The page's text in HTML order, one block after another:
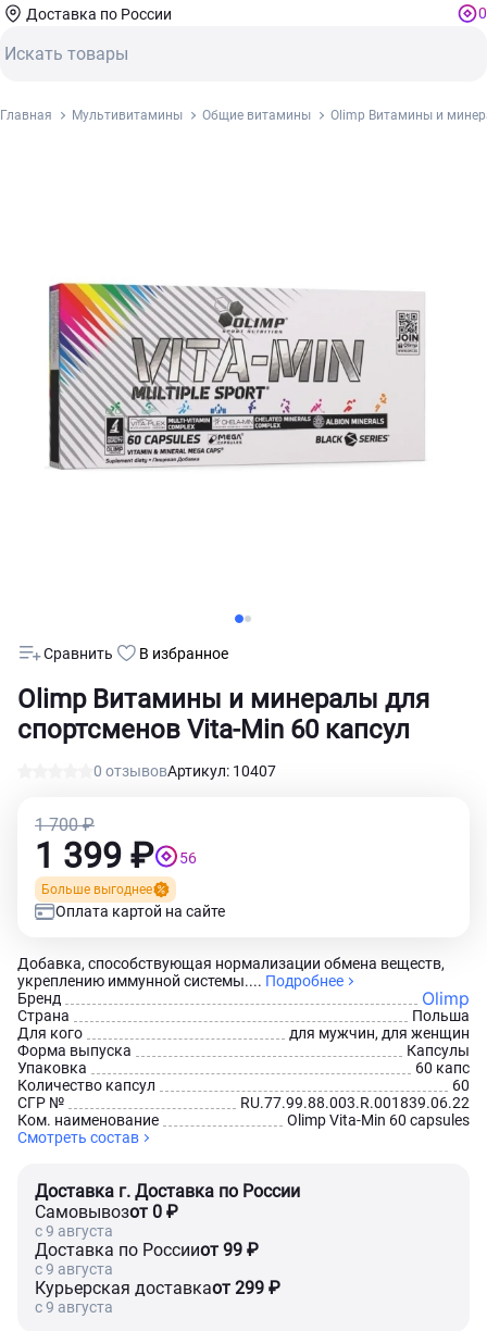
Доставка по России 0
Главная Мультивитамины Общие витамины Olimp Витамины и
Olimp Витамины и минералы для
спортсменов Vita-Min 60 капсул
0 отзывовАртикул: 10407
Сравнить В избранное
Добавка, способствующая нормализации обмена веществ,
укреплению иммунной системы.... Подробнее
Бренд
Olimp
Страна
Польша
Для кого
для мужчин, для женщин
Форма выпуска
Капсулы
Упаковка
60 капс
Количество капсул
60
СГР №
RU.77.99.88.003.R.001839.06.22
Ком. наименование
Olimp Vita-Min 60 capsules
Смотреть состав
1 700 ₽
1 399 ₽ 56
Больше выгоднее
Оплата картой на сайте
Доставка г. Доставка по России
Самовывозот 0 ₽
c 9 августа
Доставка по Россииот 99 ₽
c 9 августа
Курьерская доставкаот 299 ₽
c 9 августа